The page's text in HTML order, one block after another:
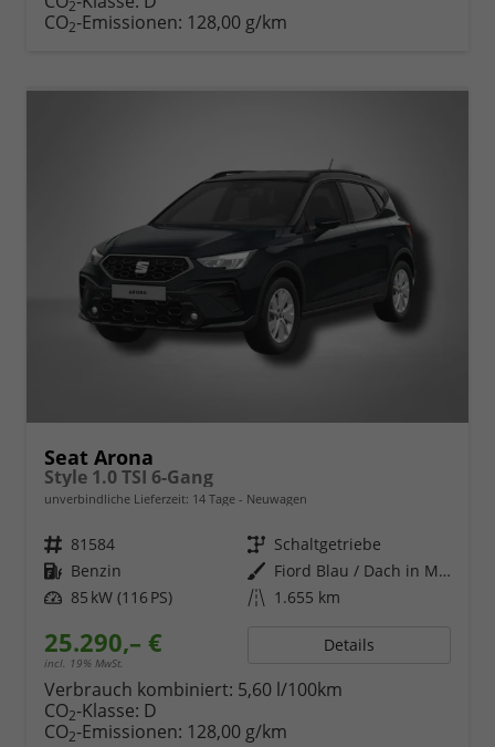
2
CO2-Emissionen: 128,00 g/km
Seat Arona
Style 1.0 TSI 6-Gang
unverbindliche Lieferzeit: 14 Tage Neuwagen
Fahrzeugnr. 81584 Getriebe Schaltgetriebe
Kraftstoff Benzin Außenfarbe
Fiord Blau / Dach in Midnight Schwarz Metallic
Leistung 85 kW (116 PS) Kilometerstand 1.655 km
25.290,– €
incl. 19% MwSt.
Details
Verbrauch kombiniert: 5,60 l/100km
CO2-Klasse: D
CO2-Emissionen: 128,00 g/km